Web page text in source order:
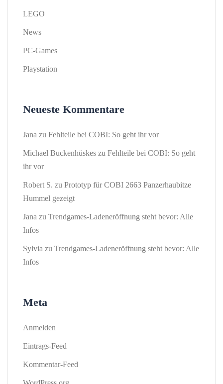
LEGO
News
PC-Games
Playstation
Neueste Kommentare
Jana zu Fehlteile bei COBI: So geht ihr vor
Michael Buckenhüskes zu Fehlteile bei COBI: So geht
ihr vor
Robert S. zu Prototyp für COBI 2663 Panzerhaubitze
Hummel gezeigt
Jana zu Trendgames-Ladeneröffnung steht bevor: Alle
Infos
Sylvia zu Trendgames-Ladeneröffnung steht bevor: Alle
Infos
Meta
Anmelden
Eintrags-Feed
Kommentar-Feed